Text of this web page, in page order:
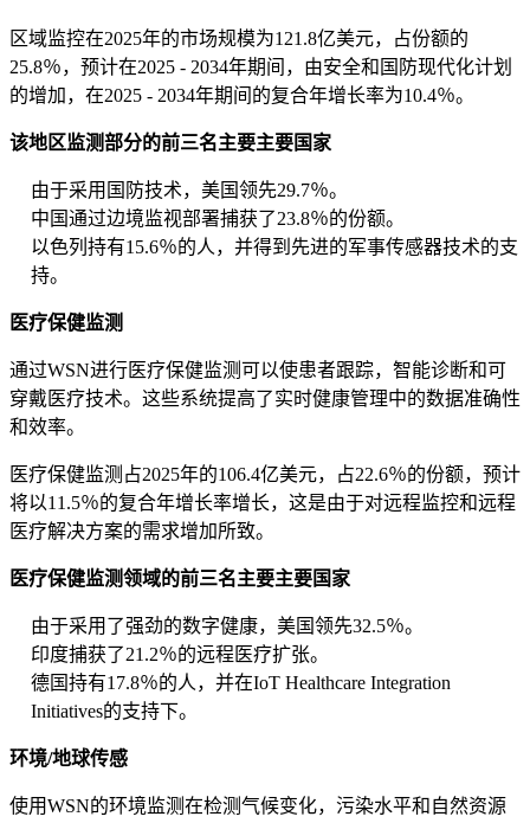
区域监控在2025年的市场规模为121.8亿美元，占份额的
25.8％，预计在2025 - 2034年期间，由安全和国防现代化计划
的增加，在2025 - 2034年期间的复合年增长率为10.4％。
该地区监测部分的前三名主要主要国家
由于采用国防技术，美国领先29.7％。
中国通过边境监视部署捕获了23.8％的份额。
以色列持有15.6％的人，并得到先进的军事传感器技术的支
持。
医疗保健监测
通过WSN进行医疗保健监测可以使患者跟踪，智能诊断和可
穿戴医疗技术。这些系统提高了实时健康管理中的数据准确性
和效率。
医疗保健监测占2025年的106.4亿美元，占22.6％的份额，预计
将以11.5％的复合年增长率增长，这是由于对远程监控和远程
医疗解决方案的需求增加所致。
医疗保健监测领域的前三名主要主要国家
由于采用了强劲的数字健康，美国领先32.5％。
印度捕获了21.2％的远程医疗扩张。
德国持有17.8％的人，并在IoT Healthcare Integration
Initiatives的支持下。
环境/地球传感
使用WSN的环境监测在检测气候变化，污染水平和自然资源